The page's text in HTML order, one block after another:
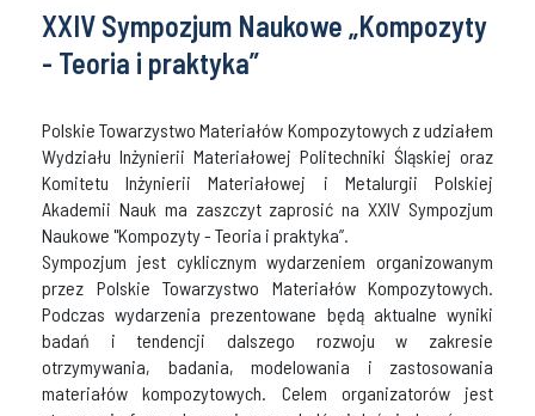
XXIV Sympozjum Naukowe „Kompozyty
- Teoria i praktyka”
Polskie Towarzystwo Materiałów Kompozytowych z udziałem
Wydziału Inżynierii Materiałowej Politechniki Śląskiej oraz
Komitetu Inżynierii Materiałowej i Metalurgii Polskiej
Akademii Nauk ma zaszczyt zaprosić na XXIV Sympozjum
Naukowe "Kompozyty - Teoria i praktyka”.
Sympozjum jest cyklicznym wydarzeniem organizowanym
przez Polskie Towarzystwo Materiałów Kompozytowych.
Podczas wydarzenia prezentowane będą aktualne wyniki
badań i tendencji dalszego rozwoju w zakresie
otrzymywania, badania, modelowania i zastosowania
materiałów kompozytowych. Celem organizatorów jest